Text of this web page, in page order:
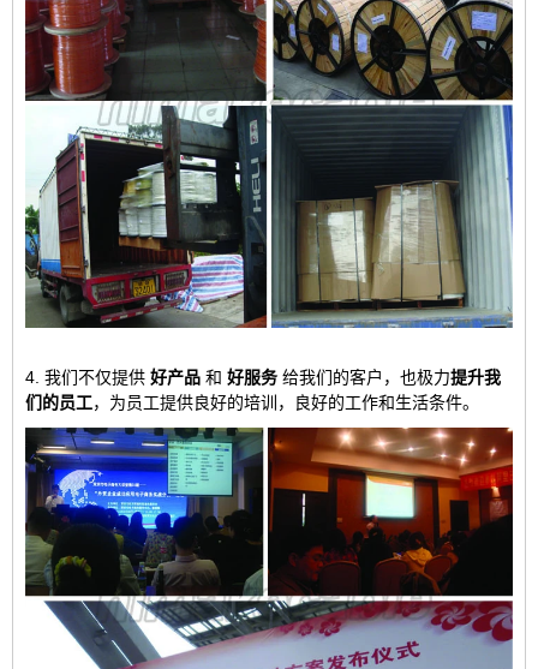
4. 我们不仅提供 好产品 和 好服务 给我们的客户，也极力提升我
们的员工，为员工提供良好的培训，良好的工作和生活条件。